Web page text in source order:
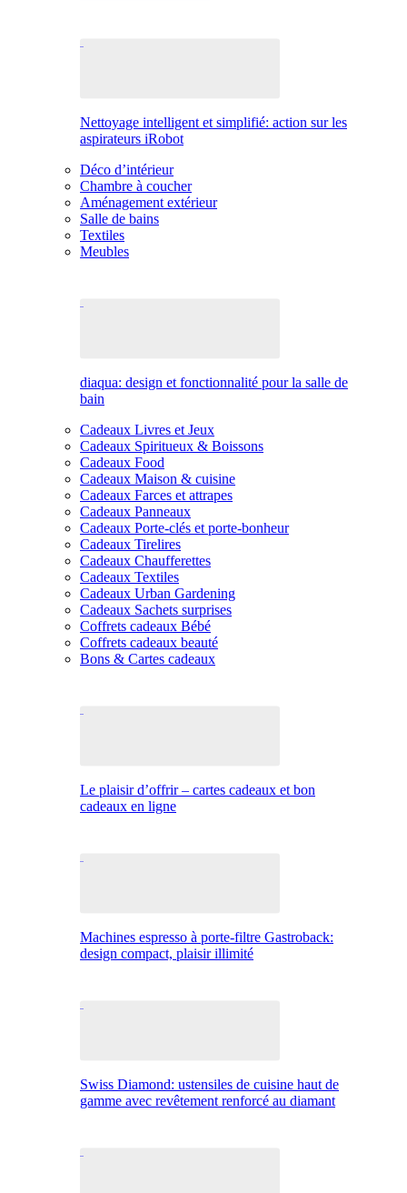
Nettoyage intelligent et simplifié: action sur les
aspirateurs iRobot
Déco d’intérieur
Chambre à coucher
Aménagement extérieur
Salle de bains
Textiles
Meubles
diaqua: design et fonctionnalité pour la salle de
bain
Cadeaux Livres et Jeux
Cadeaux Spiritueux & Boissons
Cadeaux Food
Cadeaux Maison & cuisine
Cadeaux Farces et attrapes
Cadeaux Panneaux
Cadeaux Porte-clés et porte-bonheur
Cadeaux Tirelires
Cadeaux Chaufferettes
Cadeaux Textiles
Cadeaux Urban Gardening
Cadeaux Sachets surprises
Coffrets cadeaux Bébé
Coffrets cadeaux beauté
Bons & Cartes cadeaux
Le plaisir d’offrir – cartes cadeaux et bon
cadeaux en ligne
Machines espresso à porte-filtre Gastroback:
design compact, plaisir illimité
Swiss Diamond: ustensiles de cuisine haut de
gamme avec revêtement renforcé au diamant